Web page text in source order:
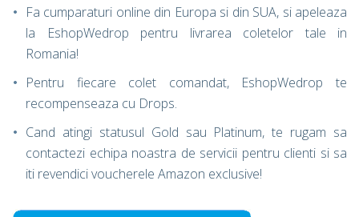
Fa cumparaturi online din Europa si din SUA, si apeleaza
la EshopWedrop pentru livrarea coletelor tale in
Romania!
Pentru fiecare colet comandat, EshopWedrop te
recompenseaza cu Drops.
Cand atingi statusul Gold sau Platinum, te rugam sa
contactezi echipa noastra de servicii pentru clienti si sa
iti revendici voucherele Amazon exclusive!